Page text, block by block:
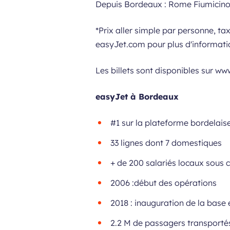
Depuis Bordeaux : Rome
*Prix aller simple par personne,
easyJet.com pour plus
Les billets sont disponibles sur
easyJet à Bordeaux
#1 sur la plateforme
33 lignes dont 7 domestiques
+ de 200 salariés locaux sous
2006 :début des opérations
2018 : inauguration de la
2.2 M de passagers